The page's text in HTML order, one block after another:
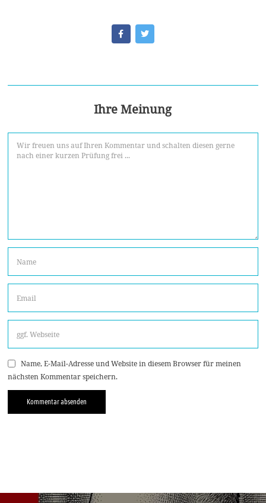
Ihre Meinung
Name, E-Mail-Adresse und Website in diesem Browser für meinen
nächsten Kommentar speichern.